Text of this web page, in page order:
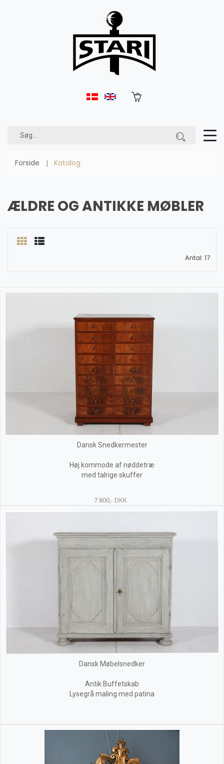
Forside Katalog
ÆLDRE OG ANTIKKE MØBLER
Antal: 17
Dansk Snedkermester
Høj kommode af nøddetræ
med talrige skuffer
7.800,- DKK
Dansk Møbelsnedker
Antik Buffetskab
Lysegrå maling med patina